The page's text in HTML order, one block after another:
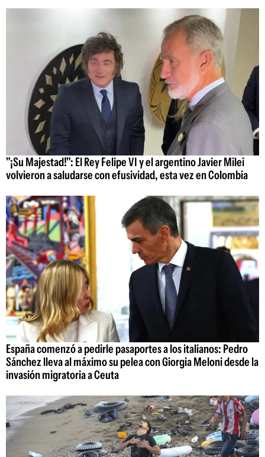
"¡Su Majestad!": El Rey Felipe VI y el argentino Javier Milei
volvieron a saludarse con efusividad, esta vez en Colombia
España comenzó a pedirle pasaportes a los italianos: Pedro
Sánchez lleva al máximo su pelea con Giorgia Meloni desde la
invasión migratoria a Ceuta